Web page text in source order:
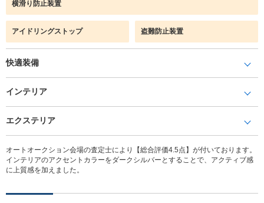
横滑り防止装置
アイドリングストップ 盗難防止装置
快適装備
インテリア
エクステリア
オートオークション会場の査定士により【総合評価4.5点】が付いております。
インテリアのアクセントカラーをダークシルバーとすることで、アクティブ感
に上質感を加えました。